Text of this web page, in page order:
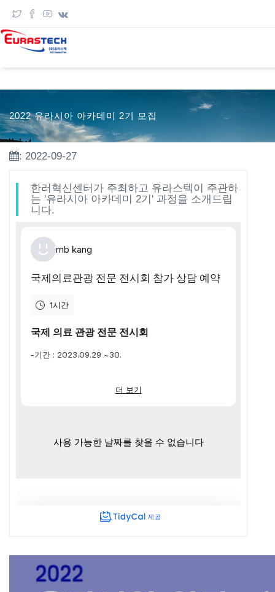
2022 유라시아 아카데미 2기 모집
: 2022-09-27
한러혁신센터가 주최하고 유라스텍이 주관하
는 '유라시아 아카데미 2기' 과정을 소개드립
니다.